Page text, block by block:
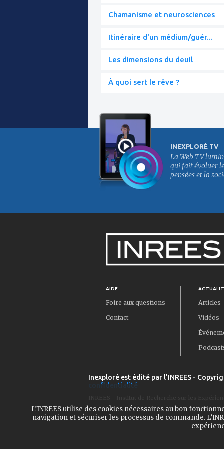
Chamanisme et neurosciences
Itinéraire d'un médium/guér...
Les dimensions du deuil
À quoi sert le rêve ?
INEXPLORÉ TV
La Web TV
qui fait évoluer
pensées et la
AIDE
Foire aux questions
Contact
Articles
Vidéos
Inexploré est édité par l'INREES -
confidentialité
L’INREES utilise des cookies nécessaires au bon
navigation et sécuriser les processus de commande.